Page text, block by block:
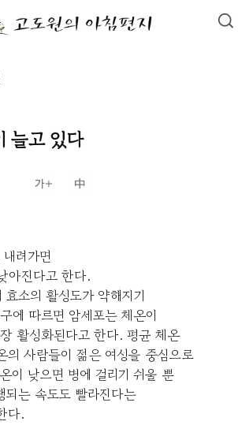
늘고 있다
려가면
아진다고 한다.
소의 활성도가 약해지기
에 따르면 암세포는 체온이
활성화된다고 한다. 평균 체온
의 사람들이 젊은 여성을 중심으로
이 낮으면 병에 걸리기 쉬울 뿐
되는 속도도 빨라진다는
다.